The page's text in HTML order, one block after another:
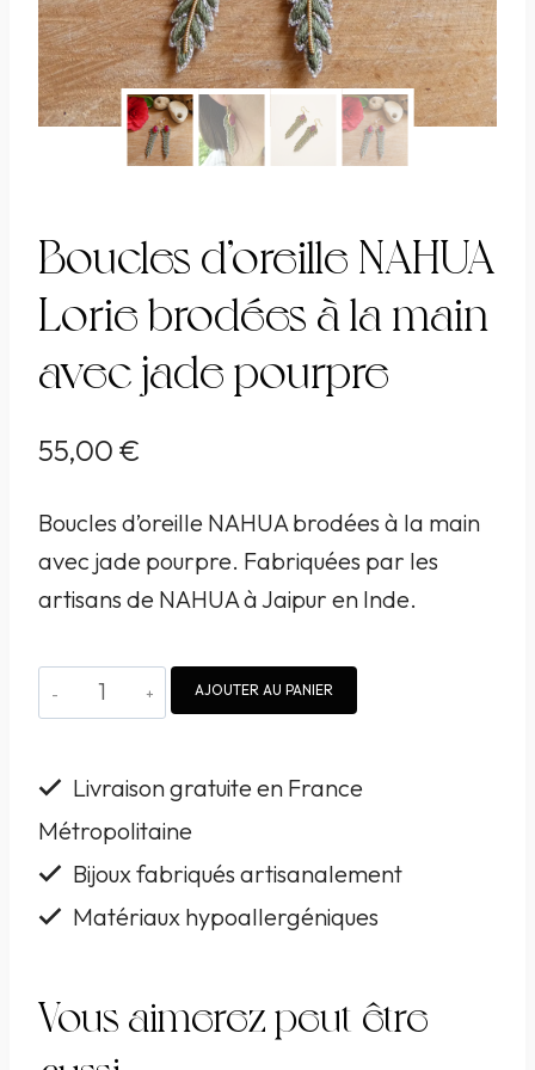
Boucles d’oreille NAHUA
Lorie brodées à la main
avec jade pourpre
55,00€
Boucles d’oreille NAHUA brodées à la main
avec jade pourpre. Fabriquées par les
artisans de NAHUA à Jaipur en Inde.
quantité
de
d'oreille
NAHUA
Lorie
brodées
main
AJOUTER AU PANIER
Livraison gratuite en France
Métropolitaine
Bijoux fabriqués artisanalement
Matériaux hypoallergéniques
Vous aimerez peut-être